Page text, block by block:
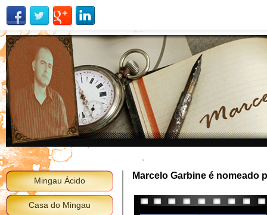
Mingau Ácido
Casa do Mingau
Marcelo Garbine é nomeado